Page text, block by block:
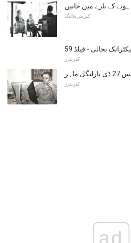
کے بارے میں جانیں
کیریئر پلاننگ
بحالی - فیلڈ 59
کیریئرز
ماہر
کیریئرز
ad